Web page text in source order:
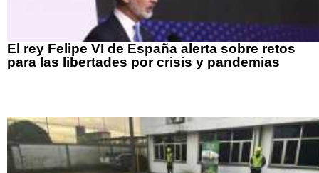
El rey Felipe VI de España alerta sobre retos
para las libertades por crisis y pandemias